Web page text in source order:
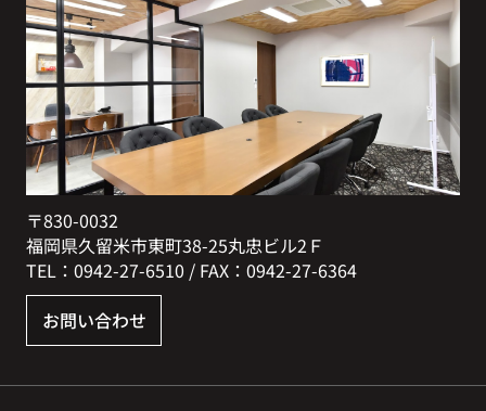
〒830-0032
福岡県久留米市東町38-25丸忠ビル2Ｆ
TEL：0942-27-6510 / FAX：0942-27-6364
お問い合わせ